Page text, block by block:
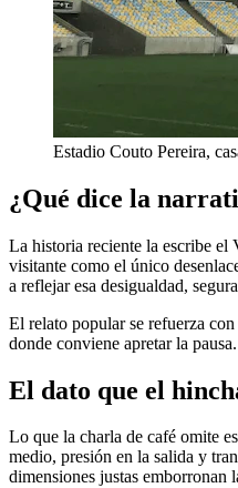
Estadio Couto Pereira,
¿Qué dice la
La historia reciente la escribe el
visitante como el único
a reflejar esa desigualdad,
El relato popular se refuerza
donde conviene apretar la pausa.
El dato que el
Lo que la charla de café omite
medio, presión en la salida y
dimensiones justas emborronan